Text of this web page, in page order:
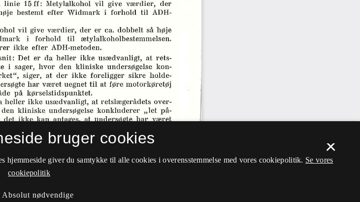
×
bruger cookies
giver du samtykke til alle cookies i overensstemmelse med vores cookiepolitik. Se vores
cookiepolitik
Absolut nødvendige